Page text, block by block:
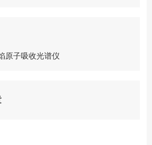
原子吸收光谱仪